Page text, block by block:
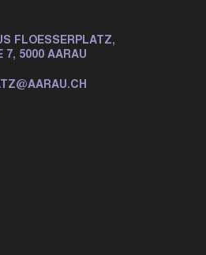
FLOESSERPLATZ,
7, 5000 AARAU